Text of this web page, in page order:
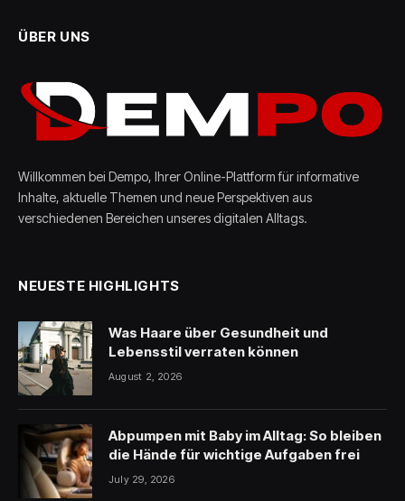
ÜBER UNS
Willkommen bei Dempo, Ihrer Online-Plattform für informative
Inhalte, aktuelle Themen und neue Perspektiven aus
verschiedenen Bereichen unseres digitalen Alltags.
NEUESTE HIGHLIGHTS
Was Haare über Gesundheit und
Lebensstil verraten können
August 2, 2026
Abpumpen mit Baby im Alltag: So bleiben
die Hände für wichtige Aufgaben frei
July 29, 2026